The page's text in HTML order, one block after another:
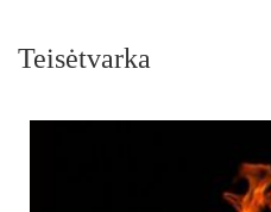
Teisėtvarka